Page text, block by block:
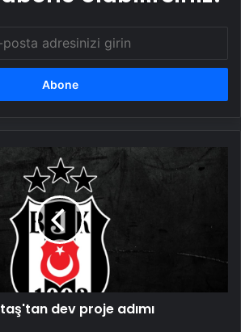
dev proje adımı